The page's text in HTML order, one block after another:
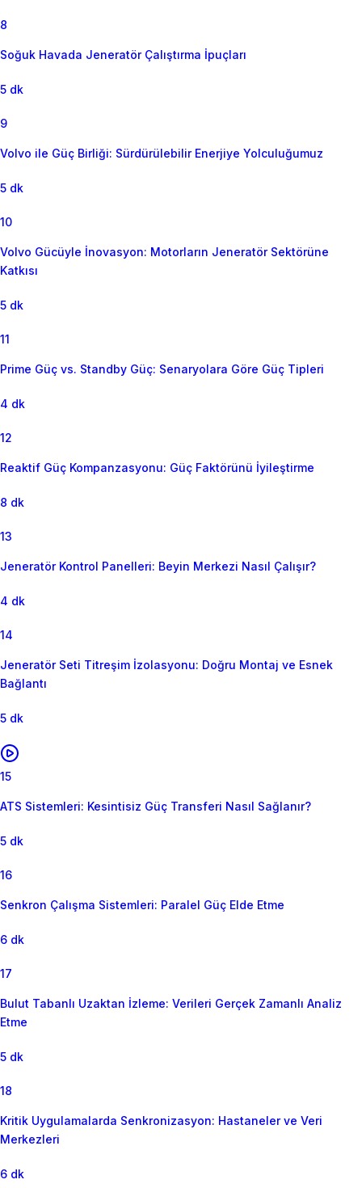
8
Soğuk Havada Jeneratör Çalıştırma İpuçları
5 dk
9
Volvo ile Güç Birliği: Sürdürülebilir Enerjiye Yolculuğumuz
5 dk
10
Volvo Gücüyle İnovasyon: Motorların Jeneratör Sektörüne
Katkısı
5 dk
11
Prime Güç vs. Standby Güç: Senaryolara Göre Güç Tipleri
4 dk
12
Reaktif Güç Kompanzasyonu: Güç Faktörünü İyileştirme
8 dk
13
Jeneratör Kontrol Panelleri: Beyin Merkezi Nasıl Çalışır?
4 dk
14
Jeneratör Seti Titreşim İzolasyonu: Doğru Montaj ve Esnek
Bağlantı
5 dk
15
ATS Sistemleri: Kesintisiz Güç Transferi Nasıl Sağlanır?
5 dk
16
Senkron Çalışma Sistemleri: Paralel Güç Elde Etme
6 dk
17
Bulut Tabanlı Uzaktan İzleme: Verileri Gerçek Zamanlı Analiz
Etme
5 dk
18
Kritik Uygulamalarda Senkronizasyon: Hastaneler ve Veri
Merkezleri
6 dk